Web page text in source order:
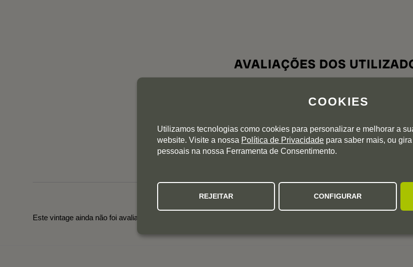
AVALIAÇÕES DOS
0 avaliações
5
3
2
Este vintage ainda não foi avaliado. Utilize a navegação abaixo para ver avaliações de vintages anteriores.
COOKIES
Utilizamos tecnologias como cookies para personalizar e melhorar a
website. Visite a nossa Política de Privacidade para saber mais, ou
pessoais na nossa Ferramenta de Consentimento.
REJEITAR CONFIGURAR